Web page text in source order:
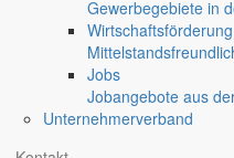
Gewerbegebiete in
Wirtschaftsförderung
Jobs
Jobangebote aus
Unternehmerverband